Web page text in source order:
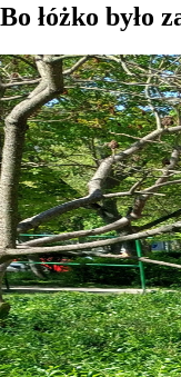
Bo łóżko było